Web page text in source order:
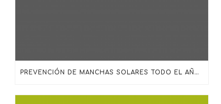
PREVENCIÓN DE MANCHAS SOLARES TODO EL AÑO: MÁS ALLÁ DEL PROTECTOR SOLAR